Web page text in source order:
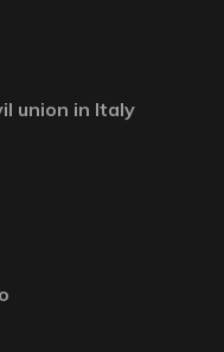
union in Italy